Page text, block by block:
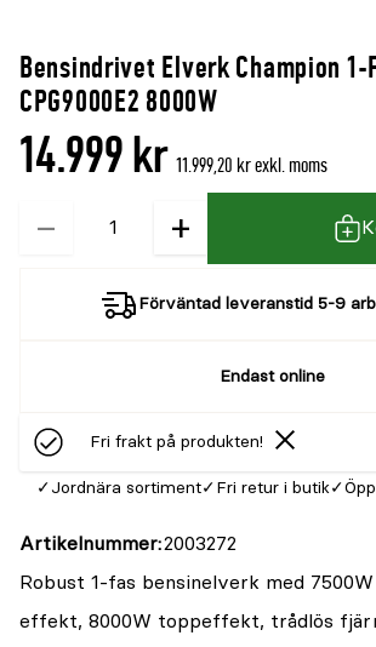
Bensindrivet Elverk Champion 1-
CPG9000E2 8000W
14.999 kr 11.999,20 kr exkl. moms
− +
Förväntad leveranstid 5-9
Endast online
Fri frakt på produkten!
Jordnära sortiment Fri retur i butik
Artikelnummer 2003272
Robust 1-fas bensinelverk med
effekt, 8000W toppeffekt, trådlös